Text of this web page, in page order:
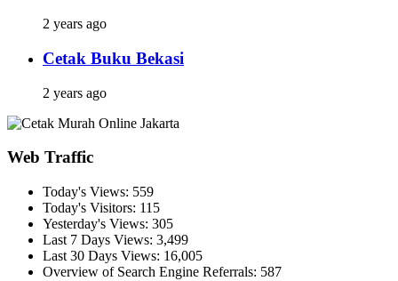
2 years ago
Cetak Buku Bekasi
2 years ago
Web Traffic
Today's Views: 559
Today's Visitors: 115
Yesterday's Views: 305
Last 7 Days Views: 3,499
Last 30 Days Views: 16,005
Overview of Search Engine Referrals: 587